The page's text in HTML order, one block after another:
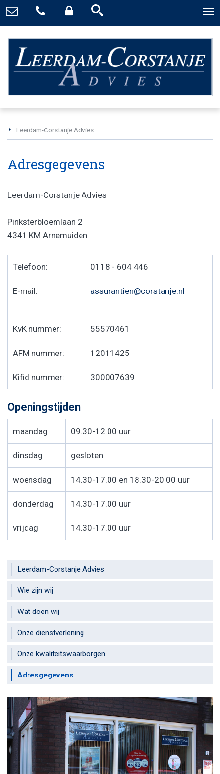
Leerdam-Corstanje Advies
Adresgegevens
Leerdam-Corstanje Advies
Pinksterbloemlaan 2
4341 KM Arnemuiden
Telefoon: 0118 - 604 446
E-mail: assurantien@corstanje.nl
KvK nummer: 55570461
AFM nummer: 12011425
Kifid nummer: 300007639
Openingstijden
maandag 09.30-12.00 uur
dinsdag gesloten
woensdag 14.30-17.00 en 18.30-20.00 uur
donderdag 14.30-17.00 uur
vrijdag 14.30-17.00 uur
Leerdam-Corstanje Advies
Wie zijn wij
Wat doen wij
Onze dienstverlening
Onze kwaliteitswaarborgen
Adresgegevens